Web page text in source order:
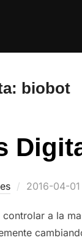
biobot
Publicado
2016-04-01
a la